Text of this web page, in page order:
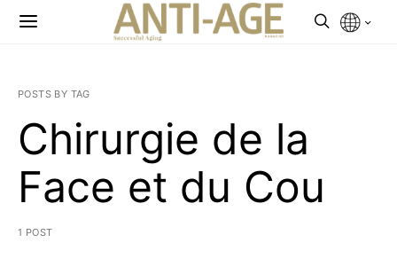
POSTS BY TAG
Chirurgie de la
Face et du Cou
1 POST